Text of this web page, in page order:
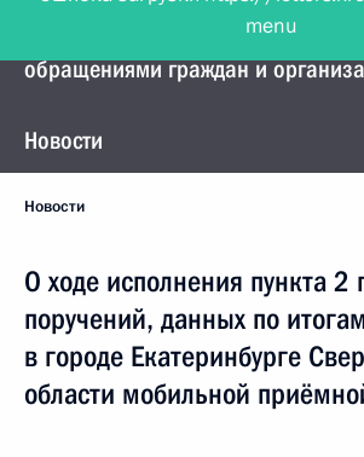
Управление Президента по работе с
обращениями граждан и
Новости
Новости
О ходе исполнения пункта 2
поручений, данных по
в городе Екатеринбурге
области мобильной
menu